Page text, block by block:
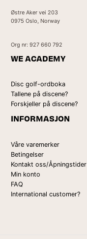
Østre Aker vei 203
0975 Oslo, Norway
Org nr: 927 660 792
WE ACADEMY
Disc golf-ordboka
Tallene på discene?
Forskjeller på discene?
INFORMASJON
Våre varemerker
Betingelser
Kontakt oss/Åpningstider
Min konto
FAQ
International customer?